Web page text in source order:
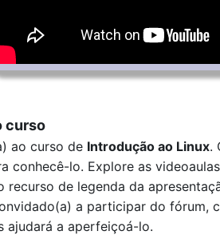
curso
ao curso de Introdução ao Linux.
conhecê-lo. Explore as
recurso de legenda da
a participar do fórum,
ajudará a aperfeiçoá-lo.